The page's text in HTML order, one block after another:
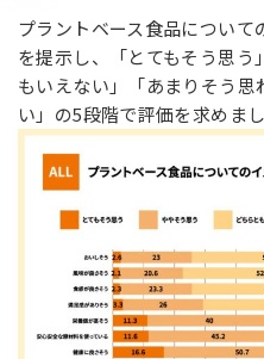
プラントベース食品につい
を提示し、「とてもそう思
もいえない」「あまりそう
い」の5段階で評価を求めま